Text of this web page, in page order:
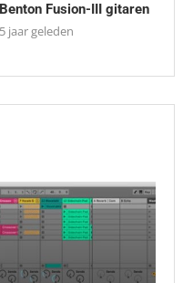
Benton Fusion-III gitaren
5 jaar geleden